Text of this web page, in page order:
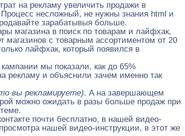
на рекламу увеличить продажи в
несложный, не нужны знания html и
зарабатывыя больше.
магазина в поиск по товарам и лайфхак,
магазинов с товарным ассортиментом от 20
лайфхак, который появился в
мы показали, как до 65%
рекламу и объяснили зачем именно так
вы рекламируете). А на завершающем
можно ожидать в разы больше продаж при
почти бесплатно, в нашей видео-
нашей видео-инструкции, в этот же